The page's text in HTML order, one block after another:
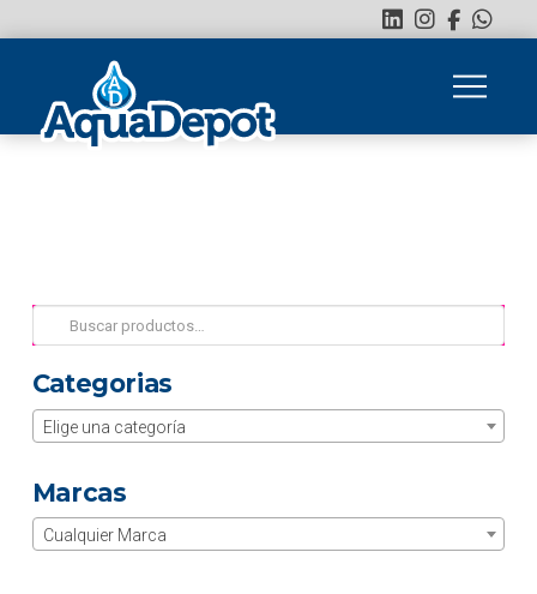
Buscar
por:
Categorias
Elige una categoría
Marcas
Cualquier Marca